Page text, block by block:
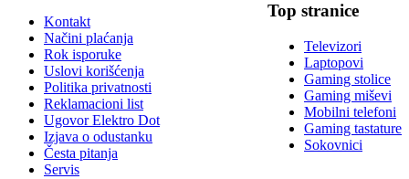
Kontakt
Načini plaćanja
Rok isporuke
Uslovi korišćenja
Politika privatnosti
Reklamacioni list
Ugovor Elektro Dot
Izjava o odustanku
Česta pitanja
Servis
Top stranice
Televizori
Laptopovi
Gaming stolice
Gaming miševi
Mobilni telefoni
Gaming tastature
Sokovnici